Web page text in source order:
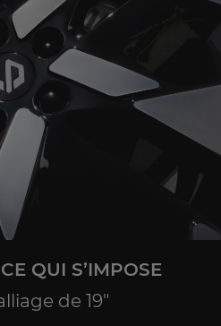
QUI S’IMPOSE
de 19"